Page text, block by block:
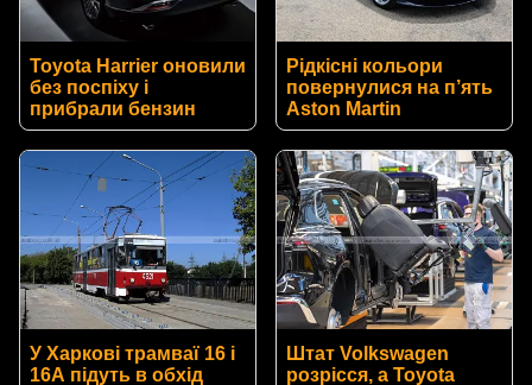
Toyota Harrier оновили
без поспіху і
прибрали бензин
Рідкісні кольори
повернулися на п’ять
Aston Martin
У Харкові трамваї 16 і
16А підуть в обхід
Штат Volkswagen
розрісся, а Toyota